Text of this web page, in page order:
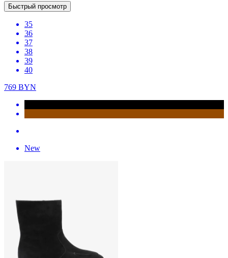
Быстрый просмотр
35
36
37
38
39
40
769 BYN
New